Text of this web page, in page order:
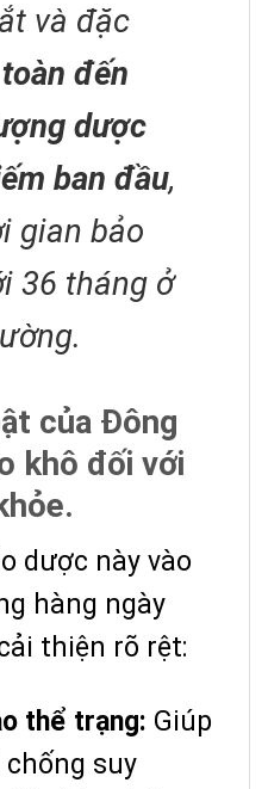
và đặc
đến
dược
ban đầu,
gian bảo
36 tháng ở
của Đông
khô đối với
dược này vào
hàng ngày
thiện rõ rệt:
thể trạng: Giúp
suy